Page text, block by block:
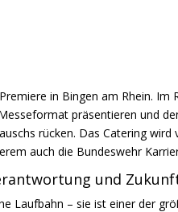
in Bingen am Rhein. Im
präsentieren und
rücken. Das Catering wird
auch die Bundeswehr
und
Laufbahn – sie ist einer der